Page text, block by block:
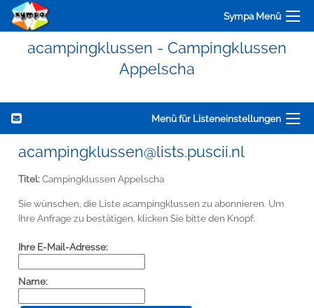
Sympa Menü
acampingklussen - Campingklussen
Appelscha
Menü für Listeneinstellungen
acampingklussen@lists.puscii.nl
Titel:Campingklussen Appelscha
Sie wünschen, die Liste acampingklussen zu abonnieren. Um
Ihre Anfrage zu bestätigen, klicken Sie bitte den Knopf:
Ihre E-Mail-Adresse:
Name: